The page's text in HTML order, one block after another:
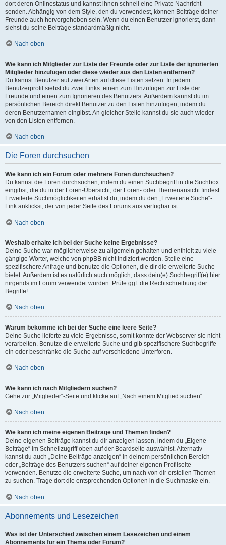
dort deren Onlinestatus und kannst ihnen schnell eine Private Nachricht
senden. Abhängig von dem Style, den du verwendest, können Beiträge deiner
Freunde auch hervorgehoben sein. Wenn du einen Benutzer ignorierst, dann
siehst du seine Beiträge standardmäßig nicht.
Nach oben
Wie kann ich Mitglieder zur Liste der Freunde oder zur Liste der ignorierten
Mitglieder hinzufügen oder diese wieder aus den Listen entfernen?
Du kannst Benutzer auf zwei Arten auf diese Listen setzen: In jedem
Benutzerprofil siehst du zwei Links: einen zum Hinzufügen zur Liste der
Freunde und einen zum Ignorieren des Benutzers. Außerdem kannst du im
persönlichen Bereich direkt Benutzer zu den Listen hinzufügen, indem du
deren Benutzernamen eingibst. An gleicher Stelle kannst du sie auch wieder
von den Listen entfernen.
Nach oben
Die Foren durchsuchen
Wie kann ich ein Forum oder mehrere Foren durchsuchen?
Du kannst die Foren durchsuchen, indem du einen Suchbegriff in die Suchbox
eingibst, die du in der Foren-Übersicht, der Foren- oder Themenansicht findest.
Erweiterte Suchmöglichkeiten erhältst du, indem du den „Erweiterte Suche“-
Link anklickst, der von jeder Seite des Forums aus verfügbar ist.
Nach oben
Weshalb erhalte ich bei der Suche keine Ergebnisse?
Deine Suche war möglicherweise zu allgemein gehalten und enthielt zu viele
gängige Wörter, welche von phpBB nicht indiziert werden. Stelle eine
spezifischere Anfrage und benutze die Optionen, die dir die erweiterte Suche
bietet. Außerdem ist es natürlich auch möglich, dass dein(e) Suchbegriff(e) hier
nirgends im Forum verwendet wurden. Prüfe ggf. die Rechtschreibung der
Begriffe!
Nach oben
Warum bekomme ich bei der Suche eine leere Seite?
Deine Suche lieferte zu viele Ergebnisse, somit konnte der Webserver sie nicht
verarbeiten. Benutze die erweiterte Suche und gib spezifischere Suchbegriffe
ein oder beschränke die Suche auf verschiedene Unterforen.
Nach oben
Wie kann ich nach Mitgliedern suchen?
Gehe zur „Mitglieder“-Seite und klicke auf „Nach einem Mitglied suchen“.
Nach oben
Wie kann ich meine eigenen Beiträge und Themen finden?
Deine eigenen Beiträge kannst du dir anzeigen lassen, indem du „Eigene
Beiträge“ im Schnellzugriff oben auf der Boardseite auswählst. Alternativ
kannst du auch „Deine Beiträge anzeigen“ in deinem persönlichen Bereich
oder „Beiträge des Benutzers suchen“ auf deiner eigenen Profilseite
verwenden. Benutze die erweiterte Suche, um nach von dir erstellen Themen
zu suchen. Trage dort die entsprechenden Optionen in die Suchmaske ein.
Nach oben
Abonnements und Lesezeichen
Was ist der Unterschied zwischen einem Lesezeichen und einem
Abonnements für ein Thema oder Forum?